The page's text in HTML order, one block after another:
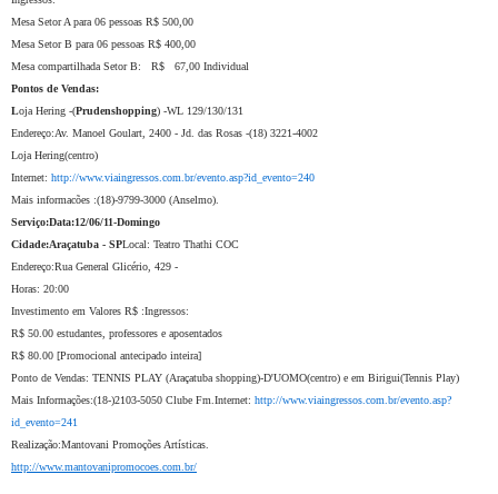
Mesa Setor A para 06 pessoas R$ 500,00
Mesa Setor B para 06 pessoas R$ 400,00
Mesa compartilhada Setor B: R$ 67,00 Individual
Pontos de Vendas:
Loja Hering -(Prudenshopping) -WL 129/130/131
Endereço:Av. Manoel Goulart, 2400 - Jd. das Rosas -(18) 3221-4002
Loja Hering(centro)
Internet: http://www.viaingressos.com.br/evento.asp?id_evento=240
Mais informacões :(18)-9799-3000 (Anselmo).
Serviço:Data:12/06/11-Domingo
Cidade:Araçatuba - SPLocal: Teatro Thathi COC
Endereço:Rua General Glicério, 429 -
Horas: 20:00
Investimento em Valores R$ :Ingressos:
R$ 50.00 estudantes, professores e aposentados
R$ 80.00 [Promocional antecipado inteira]
Ponto de Vendas: TENNIS PLAY (Araçatuba shopping)-D'UOMO(centro) e em Birigui(Tennis Play)
Mais Informações:(18-)2103-5050 Clube Fm. Internet: http://www.viaingressos.com.br/evento.asp?
id_evento=241
Realização:Mantovani Promoções Artísticas.
http://www.mantovanipromocoes.com.br/